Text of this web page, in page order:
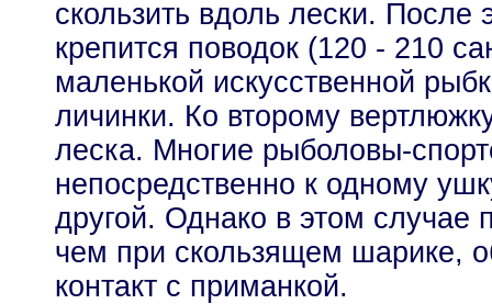
скользить вдоль лески. После
крепится поводок (120 - 210
маленькой искусственной
личинки. Ко второму
леска. Многие рыболовы-
непосредственно к одному
другой. Однако в этом случае
чем при скользящем шарике,
контакт с приманкой.